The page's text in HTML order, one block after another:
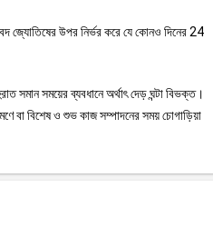
বেদ জ্যোতিষের উপর নির্ভর করে যে কোনও দিনের 24
সমান সময়ের ব্যবধানে অর্থাৎ দেড় ঘন্টা বিভক্ত।
বা বিশেষ ও শুভ কাজ সম্পাদনের সময় চোগাড়িয়া